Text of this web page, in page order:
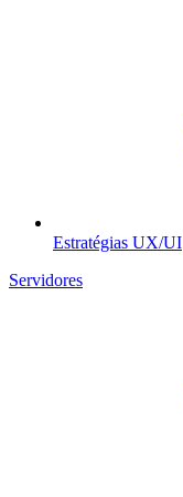
Estratégias UX/UI
Servidores